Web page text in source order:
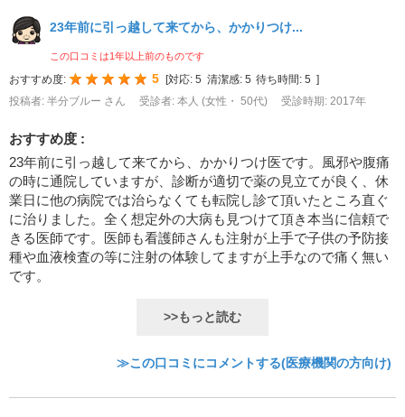
23年前に引っ越して来てから、かかりつけ...
この口コミは1年以上前のものです
おすすめ度: 5 [対応: 5 清潔感: 5 待ち時間: 5 ]
投稿者: 半分ブルー さん
受診者: 本人 (女性・ 50代) 受診時期: 2017年
おすすめ度 :
23年前に引っ越して来てから、かかりつけ医です。風邪や腹痛
の時に通院していますが、診断が適切で薬の見立てが良く、休
業日に他の病院では治らなくても転院し診て頂いたところ直ぐ
に治りました。全く想定外の大病も見つけて頂き本当に信頼で
きる医師です。医師も看護師さんも注射が上手で子供の予防接
種や血液検査の等に注射の体験してますが上手なので痛く無い
です。
>>もっと読む
≫この口コミにコメントする(医療機関の方向け)